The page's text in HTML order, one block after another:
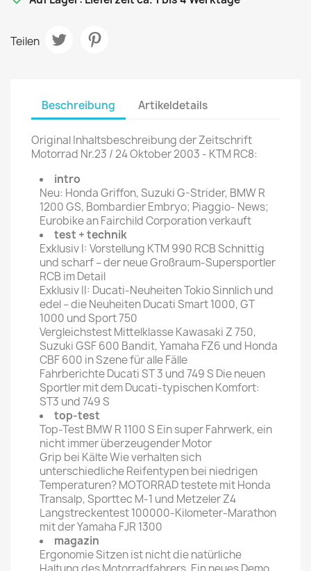
Teilen
Beschreibung Artikeldetails
Original Inhaltsbeschreibung der Zeitschrift
Motorrad Nr.23 / 24 Oktober 2003 - KTM RC8:
intro
Neu: Honda Griffon, Suzuki G-Strider, BMW R
1200 GS, Bombardier Embryo; Piaggio- News;
Eurobike an Fairchild Corporation verkauft
test + technik
Exklusiv I: Vorstellung KTM 990 RCB Schnittig
und scharf – der neue Großraum-Supersportler
RCB im Detail
Exklusiv II: Ducati-Neuheiten Tokio Sinnlich und
edel – die Neuheiten Ducati Smart 1000, GT
1000 und Sport 750
Vergleichstest Mittelklasse Kawasaki Z 750,
Suzuki GSF 600 Bandit, Yamaha FZ6 und Honda
CBF 600 in Szene für alle Fälle
Fahrberichte Ducati ST 3 und 749 S Die neuen
Sportler mit dem Ducati-typischen Komfort:
ST3 und 749 S
top-test
Top-Test BMW R 1100 S Ein super Fahrwerk, ein
nicht immer überzeugender Motor
Grip bei Kälte Wie verhalten sich
unterschiedliche Reifentypen bei niedrigen
Temperaturen? MOTORRAD testete mit Honda
Transalp, Sporttec M-1 und Metzeler Z4
Langstreckentest 100000-Kilometer-Marathon
mit der Yamaha FJR 1300
magazin
Ergonomie Sitzen ist nicht die natürliche